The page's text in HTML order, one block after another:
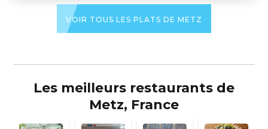
VOIR TOUS LES PLATS DE METZ
Les meilleurs restaurants de
Metz, France